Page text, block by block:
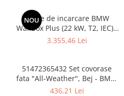
G83M4
NOU
Statie de incarcare BMW
WallBox Plus (22 kW, T2, IEC) -
Gen 4
3.355,46 Lei
51472365432 Set covorase
fata "All-Weather", Bej - BMW
Seria 7 G11 G12
436,21 Lei